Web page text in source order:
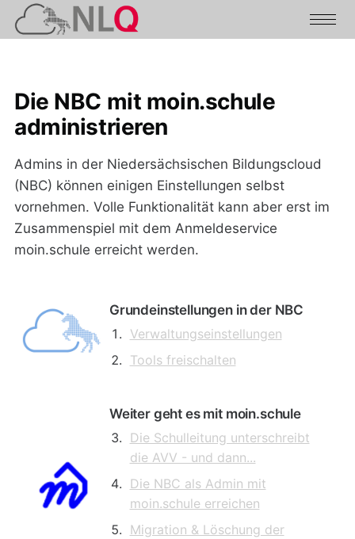
Die NBC mit moin.schule
administrieren
Admins in der Niedersächsischen Bildungscloud
(NBC) können einigen Einstellungen selbst
vornehmen. Volle Funktionalität kann aber erst im
Zusammenspiel mit dem Anmeldeservice
moin.schule erreicht werden.
Grundeinstellungen in der NBC
Verwaltungseinstellungen
Tools freischalten
Weiter geht es mit moin.schule
Die Schulleitung unterschreibt
die AVV - und dann...
Die NBC als Admin mit
moin.schule erreichen
Migration & Löschung der